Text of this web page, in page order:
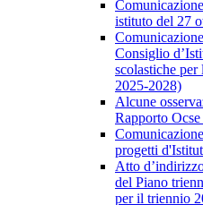
istituto del 27
Consiglio
scolastiche
2025-2028)
Alcune
Rapporto
progetti
Atto
del Piano
per il triennio